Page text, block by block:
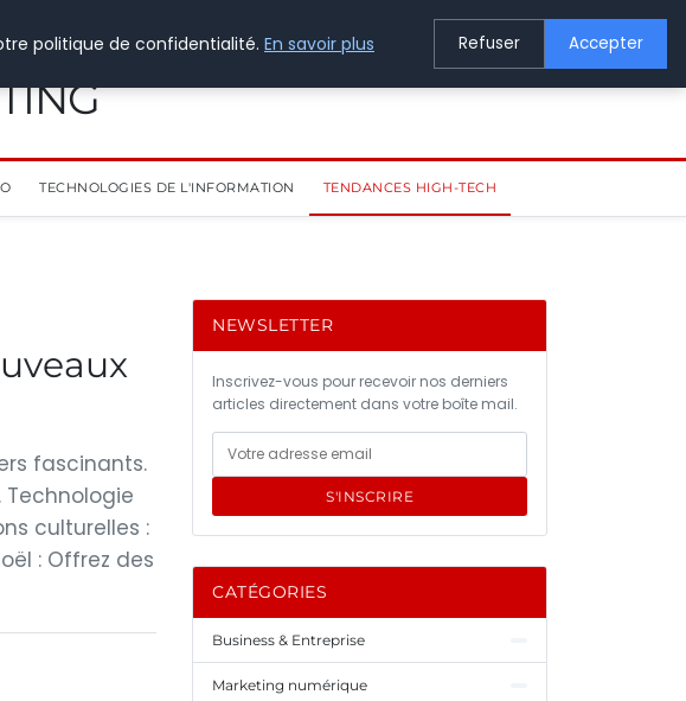
TECHNOLOGIES DE L'INFORMATION TENDANCES HIGH-TECH
fascinants.
culturelles :
: Offrez des
NEWSLETTER
Inscrivez-vous pour recevoir nos derniers
articles directement dans votre boîte mail.
S'INSCRIRE
CATÉGORIES
Business & Entreprise
Marketing numérique
politique de confidentialité. En savoir plus Refuser Accepter